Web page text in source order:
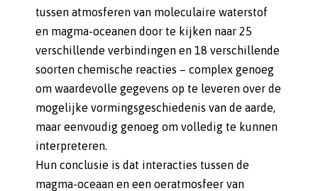
tussen atmosferen van moleculaire waterstof
en magma-oceanen door te kijken naar 25
verschillende verbindingen en 18 verschillende
soorten chemische reacties – complex genoeg
om waardevolle gegevens op te leveren over de
mogelijke vormingsgeschiedenis van de aarde,
maar eenvoudig genoeg om volledig te kunnen
interpreteren.
Hun conclusie is dat interacties tussen de
magma-oceaan en een oeratmosfeer van